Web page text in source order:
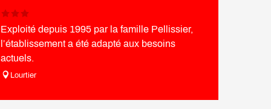
Exploité depuis 1995 par la famille Pellissier,
l’établissement a été adapté aux besoins
actuels.
Lourtier